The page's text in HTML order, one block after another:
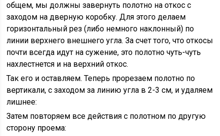
общем, мы должны завернуть полотно на откос с
заходом на дверную коробку. Для этого делаем
горизонтальный рез (либо немного наклонный) по
линии верхнего внешнего угла. За счет того, что откосы
почти всегда идут на сужение, это полотно чуть-чуть
нахлестнется и на верхний откос.
Так его и оставляем. Теперь прорезаем полотно по
вертикали, с заходом за линию угла в 2-3 см, и удаляем
лишнее:
Затем повторяем все действия с полотном по другую
сторону проема: